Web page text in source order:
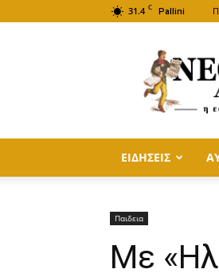
31.4 C Pallini
ΕΙΔΗΣΕΙΣ
Παιδεια
Με